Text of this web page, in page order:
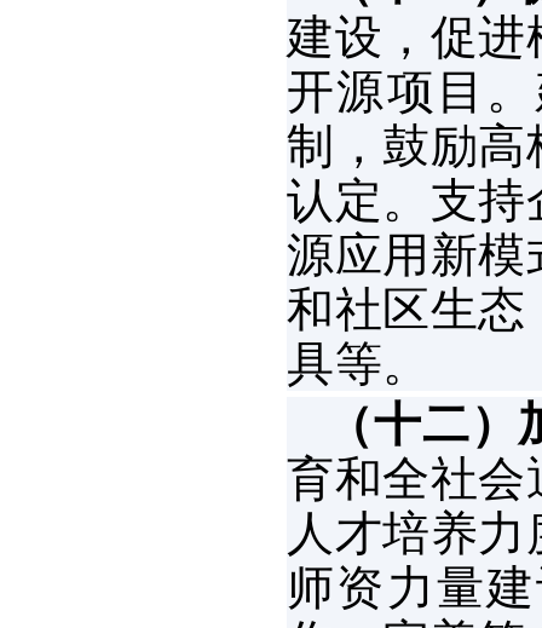
建设，促进
开源项目
制，鼓励高
认定。支持
源应用新模
和社区生态
具等。
（十二
育和全社会
人才培养
师资力量